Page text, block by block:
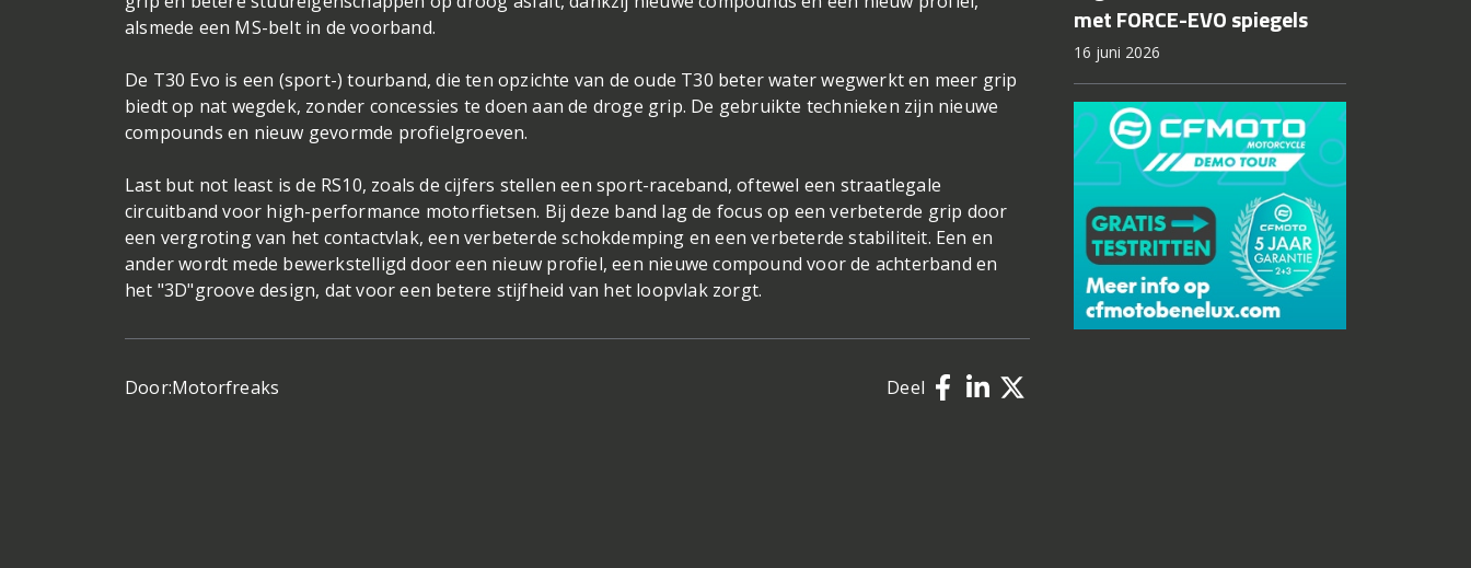
alsmede een MS-belt in de voorband.
De T30 Evo is een (sport-) tourband, die ten opzichte van de oude T30 beter water wegwerkt en meer grip
biedt op nat wegdek, zonder concessies te doen aan de droge grip. De gebruikte technieken zijn nieuwe
compounds en nieuw gevormde profielgroeven.
Last but not least is de RS10, zoals de cijfers stellen een sport-raceband, oftewel een straatlegale
circuitband voor high-performance motorfietsen. Bij deze band lag de focus op een verbeterde grip door
een vergroting van het contactvlak, een verbeterde schokdemping en een verbeterde stabiliteit. Een en
ander wordt mede bewerkstelligd door een nieuw profiel, een nieuwe compound voor de achterband en
het "3D"groove design, dat voor een betere stijfheid van het loopvlak zorgt.
Door:Motorfreaks Deel
met FORCE-EVO spiegels
16 juni 2026